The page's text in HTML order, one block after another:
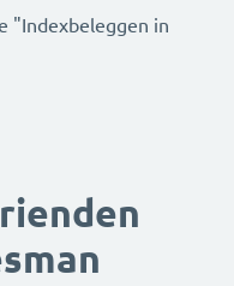
"Indexbeleggen in